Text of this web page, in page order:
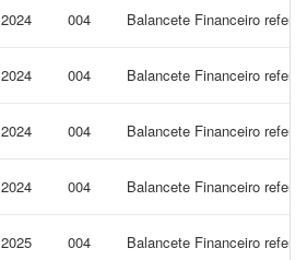
2024 004 Balancete Financeiro
2024 004 Balancete Financeiro
2024 004 Balancete Financeiro
2024 004 Balancete Financeiro
2025 004 Balancete Financeiro